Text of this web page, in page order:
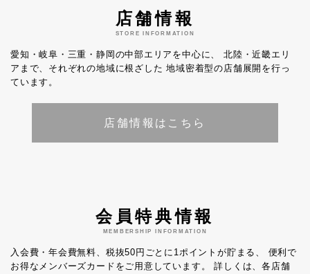
店舗情報
STORE INFORMATION
愛知・岐阜・三重・静岡の中部エリアを中心に、
北陸・近畿エリ
アまで、それぞれの地域に根ざした 地域密着型の店舗展開を行っ
ています。
店舗情報はこちら
会員特典情報
MEMBERSHIP INFORMATION
入会費・年会費無料、税抜50円ごとに1ポイントが貯まる、
便利で
お得なメンバーズカードをご用意しています。
詳しくは、各店舗